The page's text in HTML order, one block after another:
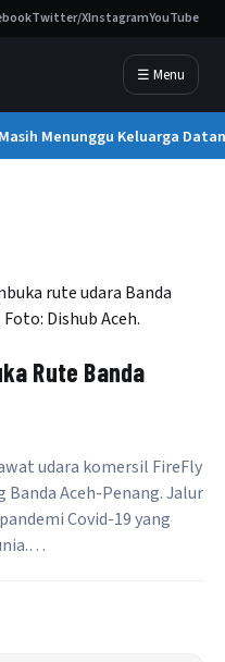
Twitter/XInstagramYouTube
☰ Menu
Menunggu Keluarga
Rute Banda
udara komersil FireFly
Aceh-Penang. Jalur
Covid-19 yang